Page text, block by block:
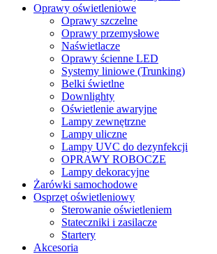
Oprawy oświetleniowe
Oprawy szczelne
Oprawy przemysłowe
Naświetlacze
Oprawy ścienne LED
Systemy liniowe (Trunking)
Belki świetlne
Downlighty
Oświetlenie awaryjne
Lampy zewnętrzne
Lampy uliczne
Lampy UVC do dezynfekcji
OPRAWY ROBOCZE
Lampy dekoracyjne
Żarówki samochodowe
Osprzęt oświetleniowy
Sterowanie oświetleniem
Stateczniki i zasilacze
Startery
Akcesoria